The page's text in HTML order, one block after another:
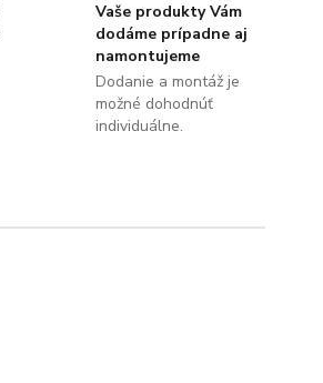
Vaše produkty Vám
dodáme prípadne aj
namontujeme
Dodanie a montáž je
možné dohodnúť
individuálne.